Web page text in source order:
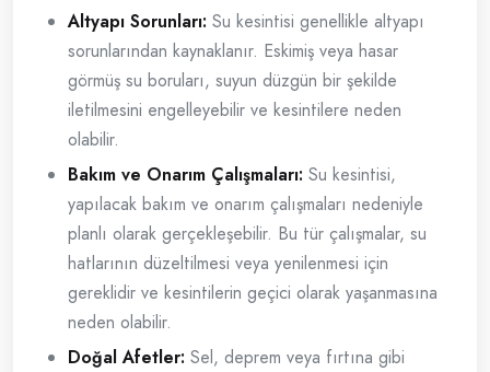
Altyapı Sorunları: Su kesintisi genellikle altyapı
sorunlarından kaynaklanır. Eskimiş veya hasar
görmüş su boruları, suyun düzgün bir şekilde
iletilmesini engelleyebilir ve kesintilere neden
olabilir.
Bakım ve Onarım Çalışmaları: Su kesintisi,
yapılacak bakım ve onarım çalışmaları nedeniyle
planlı olarak gerçekleşebilir. Bu tür çalışmalar, su
hatlarının düzeltilmesi veya yenilenmesi için
gereklidir ve kesintilerin geçici olarak yaşanmasına
neden olabilir.
Doğal Afetler: Sel, deprem veya fırtına gibi